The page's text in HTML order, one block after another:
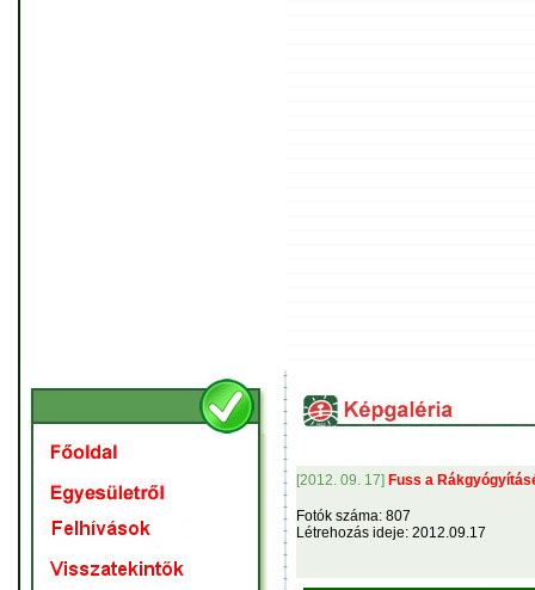
[2012. 09. 17] Fuss a
Fotók száma: 807
Létrehozás ideje: 2012.09.17